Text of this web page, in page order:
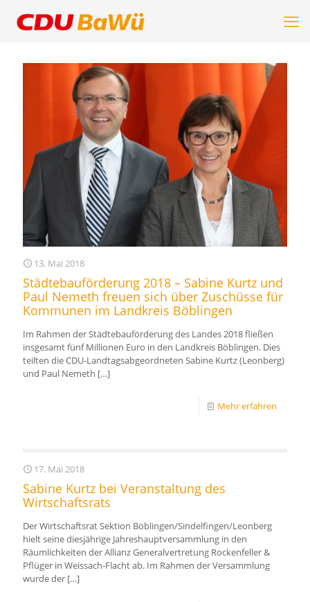
13. Mai 2018
Städtebauförderung 2018 – Sabine Kurtz und
Paul Nemeth freuen sich über Zuschüsse für
Kommunen im Landkreis Böblingen
Im Rahmen der Städtebauförderung des Landes 2018 fließen
insgesamt fünf Millionen Euro in den Landkreis Böblingen. Dies
teilten die CDU-Landtagsabgeordneten Sabine Kurtz (Leonberg)
und Paul Nemeth […]
Mehr erfahren
17. Mai 2018
Sabine Kurtz bei Veranstaltung des
Wirtschaftsrats
Der Wirtschaftsrat Sektion Böblingen/Sindelfingen/Leonberg
hielt seine diesjährige Jahreshauptversammlung in den
Räumlichkeiten der Allianz Generalvertretung Rockenfeller &
Pflüger in Weissach-Flacht ab. Im Rahmen der Versammlung
wurde der […]